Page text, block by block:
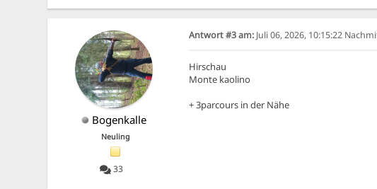
Bogenkalle
Neuling
33
Antwort #3 am:Juli 06, 2026, 10:15:22
Hirschau
Monte kaolino
+ 3parcours in der Nähe